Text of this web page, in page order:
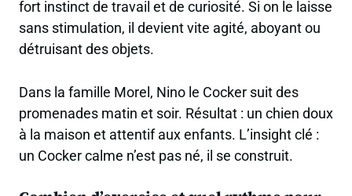
fort instinct de travail et de curiosité. Si on le laisse
sans stimulation, il devient vite agité, aboyant ou
détruisant des objets.
Dans la famille Morel, Nino le Cocker suit des
promenades matin et soir. Résultat : un chien doux
à la maison et attentif aux enfants. L’insight clé :
un Cocker calme n’est pas né, il se construit.